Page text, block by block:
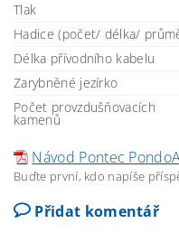
Tlak
Hadice (počet/ délka/
Délka přívodního kabelu
Zarybněné jezírko
Počet provzdušňovacích
kamenů
Návod Pontec
Buďte první, kdo napíše
Přidat komentář